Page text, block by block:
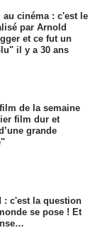
au cinéma : c'est le
par Arnold
et ce fut un
il y a 30 ans
de la semaine
film dur et
grande
: c'est la question
se pose ! Et